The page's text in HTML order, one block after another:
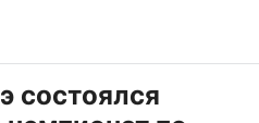
состоялся